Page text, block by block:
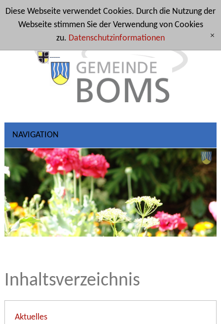
Diese Webseite verwendet Cookies. Durch die Nutzung der
Webseite stimmen Sie der Verwendung von Cookies
zu. Datenschutzinformationen [x]
NAVIGATION
Inhaltsverzeichnis
Aktuelles